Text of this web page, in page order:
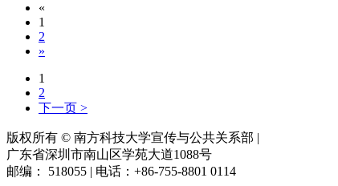
«
1
2
»
1
2
下一页 >
版权所有 © 南方科技大学宣传与公共关系部 |
广东省深圳市南山区学苑大道1088号
邮编： 518055 | 电话：+86-755-8801 0114